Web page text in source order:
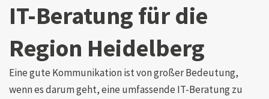
IT-Beratung für die
Region Heidelberg
Eine gute Kommunikation ist von großer Bedeutung,
wenn es darum geht, eine umfassende IT-Beratung zu